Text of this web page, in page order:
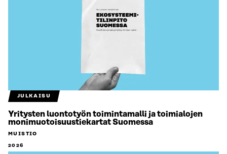
JULKAISU
Yritysten luontotyön toimintamalli ja toimialojen
monimuotoisuustiekartat Suomessa
MUISTIO
2026